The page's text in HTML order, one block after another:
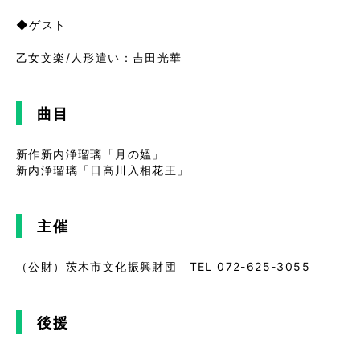
◆ゲスト
乙女文楽/人形遣い：吉田光華
曲目
新作新内浄瑠璃「月の媼」
新内浄瑠璃「日高川入相花王」
主催
（公財）茨木市文化振興財団 TEL 072-625-3055
後援